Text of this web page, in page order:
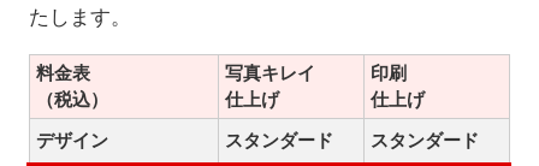
たします。
料金表
（税込）
写真キレイ
仕上げ
印刷
仕上げ
デザイン
スタンダード スタンダード